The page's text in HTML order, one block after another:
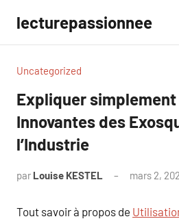
contenu
lecturepassionnee
Uncategorized
Expliquer
Innovantes des
l’Industrie
par Louise KESTEL mars 2,
Tout savoir à propos de